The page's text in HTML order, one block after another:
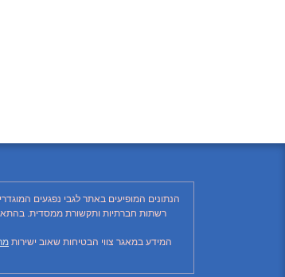
הנתונים המופיעים באתר לגבי נפגעים
המידע במאגר צווי הבטיחות שאוב ישירות